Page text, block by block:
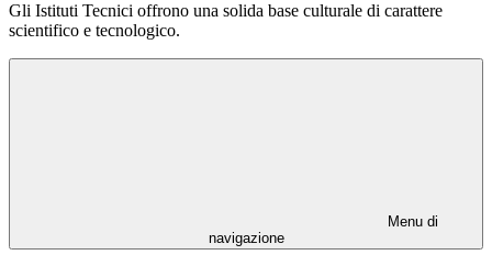
Gli Istituti Tecnici offrono una solida base culturale di carattere
scientifico e tecnologico.
Menu di
navigazione